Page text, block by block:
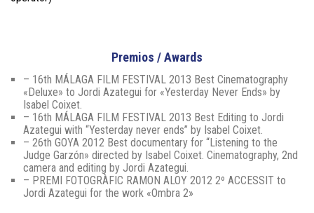
Premios / Awards
– 16th MÁLAGA FILM FESTIVAL 2013 Best Cinematography
«Deluxe» to Jordi Azategui for «Yesterday Never Ends» by
Isabel Coixet.
– 16th MÁLAGA FILM FESTIVAL 2013 Best Editing to Jordi
Azategui with “Yesterday never ends” by Isabel Coixet.
– 26th GOYA 2012 Best documentary for “Listening to the
Judge Garzón» directed by Isabel Coixet. Cinematography, 2nd
camera and editing by Jordi Azategui.
– PREMI FOTOGRÀFIC RAMON ALOY 2012 2º ACCESSIT to
Jordi Azategui for the work «Ombra 2»